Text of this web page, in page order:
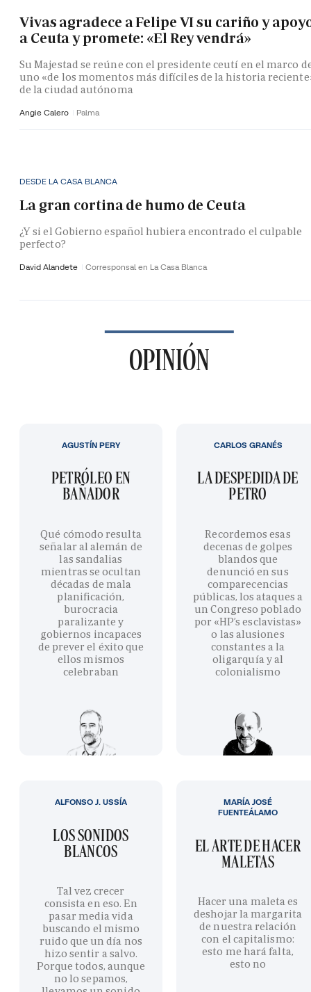
Vivas agradece a Felipe VI su cariño y
a Ceuta y promete: «El Rey vendrá»
Su Majestad se reúne con el presidente ceutí en el marco
uno «de los momentos más difíciles de la historia
de la ciudad autónoma
Angie Calero Palma
DESDE LA CASA BLANCA
La gran cortina de humo de Ceuta
¿Y si el Gobierno español hubiera encontrado el culpable
perfecto?
David Alandete Corresponsal en La Casa Blanca
OPINIÓN
PETRÓLEO EN
BAÑADOR
Qué cómodo resulta
señalar al alemán de
las sandalias
mientras se ocultan
décadas de mala
planificación,
burocracia
paralizante y
gobiernos incapaces
de prever el éxito que
ellos mismos
celebraban
AGUSTÍN PERY
LA DESPEDIDA DE
PETRO
Recordemos esas
decenas de golpes
blandos que
denunció en sus
comparecencias
públicas, los ataques a
un Congreso poblado
por «HP’s esclavistas»
o las alusiones
constantes a la
oligarquía y al
colonialismo
CARLOS GRANÉS
LOS SONIDOS
BLANCOS
Tal vez crecer
consista en eso. En
pasar media vida
buscando el mismo
ruido que un día nos
hizo sentir a salvo.
Porque todos, aunque
no lo sepamos,
ALFONSO J. USSÍA
EL ARTE DE HACER
MALETAS
Hacer una maleta es
deshojar la margarita
de nuestra relación
con el capitalismo:
esto me hará falta,
esto no
MARÍA JOSÉ
FUENTEÁLAMO